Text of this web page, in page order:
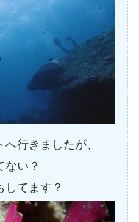
行きましたが、
ない？
してます？